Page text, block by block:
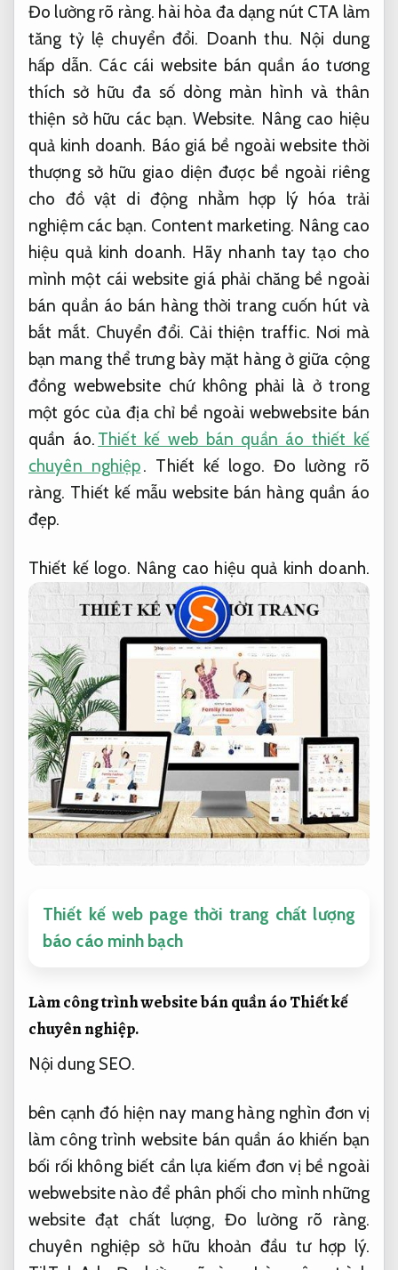
Đo lường rõ ràng. hài hòa đa dạng nút CTA làm
tăng tỷ lệ chuyển đổi. Doanh thu. Nội dung
hấp dẫn. Các cái website bán quần áo tương
thích sở hữu đa số dòng màn hình và thân
thiện sở hữu các bạn. Website. Nâng cao hiệu
quả kinh doanh. Báo giá bề ngoài website thời
thượng sở hữu giao diện được bề ngoài riêng
cho đồ vật di động nhằm hợp lý hóa trải
nghiệm các bạn. Content marketing. Nâng cao
hiệu quả kinh doanh. Hãy nhanh tay tạo cho
mình một cái website giá phải chăng bề ngoài
bán quần áo bán hàng thời trang cuốn hút và
bắt mắt. Chuyển đổi. Cải thiện traffic. Nơi mà
bạn mang thể trưng bày mặt hàng ở giữa cộng
đồng webwebsite chứ không phải là ở trong
một góc của địa chỉ bề ngoài webwebsite bán
quần áo. Thiết kế web bán quần áo thiết kế
chuyên nghiệp. Thiết kế logo. Đo lường rõ
ràng. Thiết kế mẫu website bán hàng quần áo
đẹp.
Thiết kế logo. Nâng cao hiệu quả kinh doanh.
Thiết kế web page thời trang chất lượng
báo cáo minh bạch
Làm công trình website bán quần áoThiết kế
chuyên nghiệp.
Nội dung SEO.
bên cạnh đó hiện nay mang hàng nghìn đơn vị
làm công trình website bán quần áo khiến bạn
bối rối không biết cần lựa kiếm đơn vị bề ngoài
webwebsite nào để phân phối cho mình những
website đạt chất lượng, Đo lường rõ ràng.
chuyên nghiệp sở hữu khoản đầu tư hợp lý.